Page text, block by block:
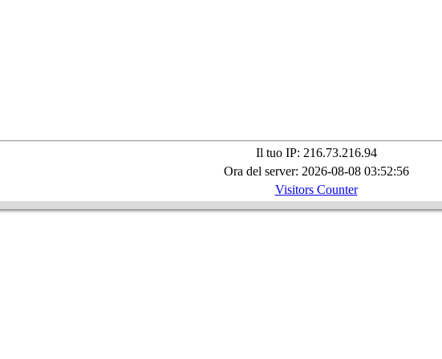
Il tuo IP: 216.73.216.94
Ora del server: 2026-08-08 03:52:56
Visitors Counter